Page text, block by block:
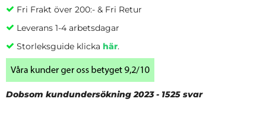
Fri Frakt över 200:- & Fri Retur
Leverans 1-4 arbetsdagar
Storleksguide klicka här.
Dobsom kundundersökning 2023 - 1525 svar